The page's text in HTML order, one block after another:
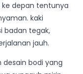
ke depan tentunya
kaki
badan tegak,
jauh.
desain bodi yang